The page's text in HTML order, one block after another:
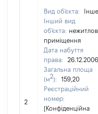
2
Вид об'єкта:
Інше
Інший вид
об'єкта:
приміщення
Дата набуття
права:
26.12.2006
Загальна площа
(м2):
159,20
Реєстраційний
номер:
[Конфіденційна